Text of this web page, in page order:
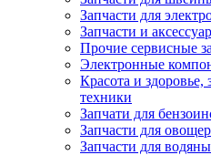
Запчасти для
Запчасти и
Прочие сервисные
Электронные
Красота и здоровье,
техники
Запчати для
Запчасти для
Запчасти для